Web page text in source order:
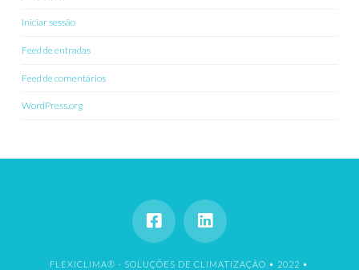
Iniciar sessão
Feed de entradas
Feed de comentários
WordPress.org
FLEXICLIMA® - SOLUÇÕES DE CLIMATIZAÇÃO • 2022 •